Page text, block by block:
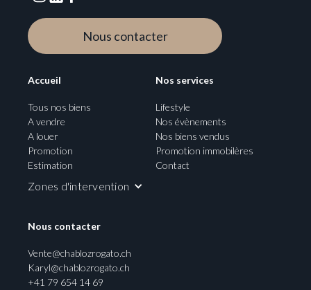
Nous contacter
Accueil
Tous nos biens
A vendre
A louer
Promotion
Estimation
Zones d'intervention
Nos services
Lifestyle
Nos évènements
Nos biens vendus
Promotion immobilères
Contact
Nous contacter
Vente@chablozrogato.ch
Karyl@chablozrogato.ch
+41 79 654 14 69